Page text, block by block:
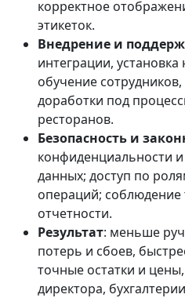
корректное
этикеток.
Внедрение и
интеграции,
обучение
доработки под
ресторанов.
Безопасность и
конфиденциальности
данных; доступ по
операций; соблюдение
отчетности.
Результат: меньше
потерь и сбоев,
точные остатки и
директора,